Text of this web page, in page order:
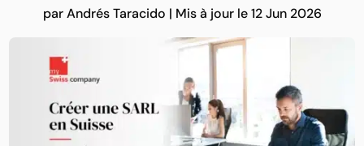
parAndrés Taracido | Mis à jour le 12 Jun 2026